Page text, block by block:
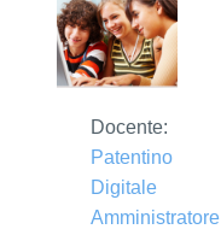
Docente:
Patentino
Digitale
Amministratore